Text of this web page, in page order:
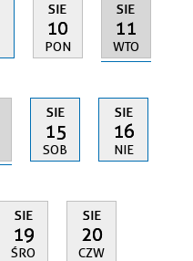
SIE
10
PON
SIE
11
WTO
SIE
15
SOB
SIE
16
NIE
SIE
19
ŚRO
SIE
20
CZW